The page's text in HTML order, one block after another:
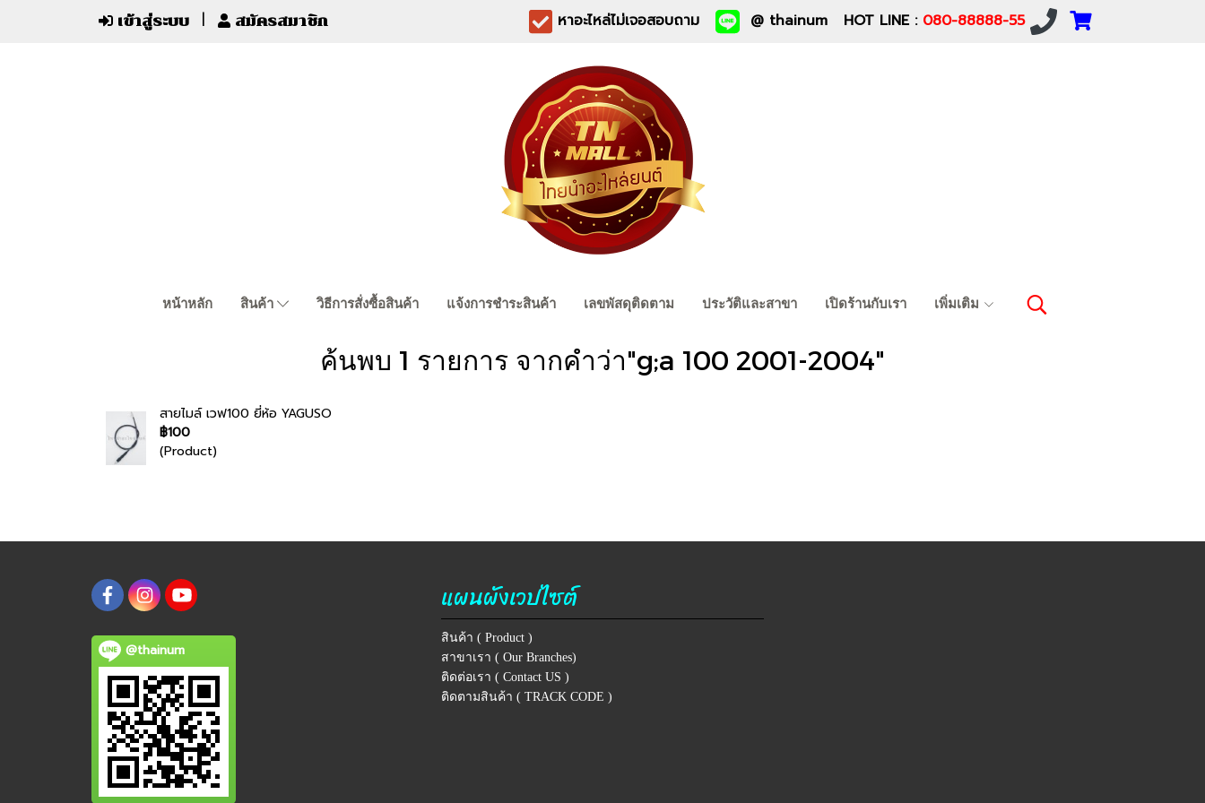
เข้าสู่ระบบ สมัครสมาชิก หาอะไหล่ไม่เจอสอบถาม @ thainum HOT LINE : 080-88888-55
หน้าหลัก สินค้า วิธีการสั่งซื้อสินค้า แจ้งการชำระสินค้า เลขพัสดุติดตาม ประวัติและสาขา เปิดร้านกับเรา เพิ่มเติม
ค้นพบ 1 รายการ จากคำว่า"g;a 100 2001-2004"
สายไมล์ เวฟ100 ยี่ห้อ YAGUSO
฿100
(Product)
@thainum
แผนผังเวปไซต์
สินค้า ( Product )
สาขาเรา ( Our Branches)
ติดต่อเรา ( Contact US )
ติดตามสินค้า ( TRACK CODE )